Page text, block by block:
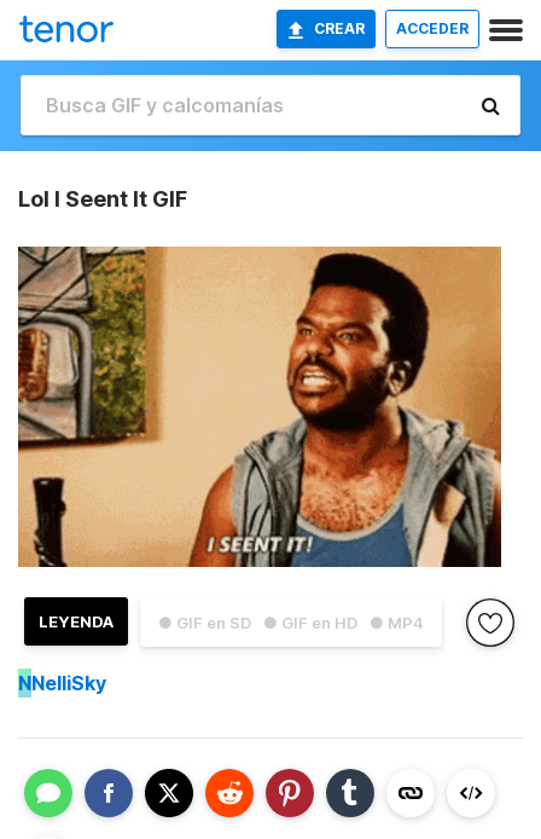
CREAR ACCEDER
Lol I Seent It GIF
● GIF en SD ● GIF en HD ● MP4
LEYENDA
NNelliSky